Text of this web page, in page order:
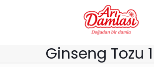
Ginseng Tozu